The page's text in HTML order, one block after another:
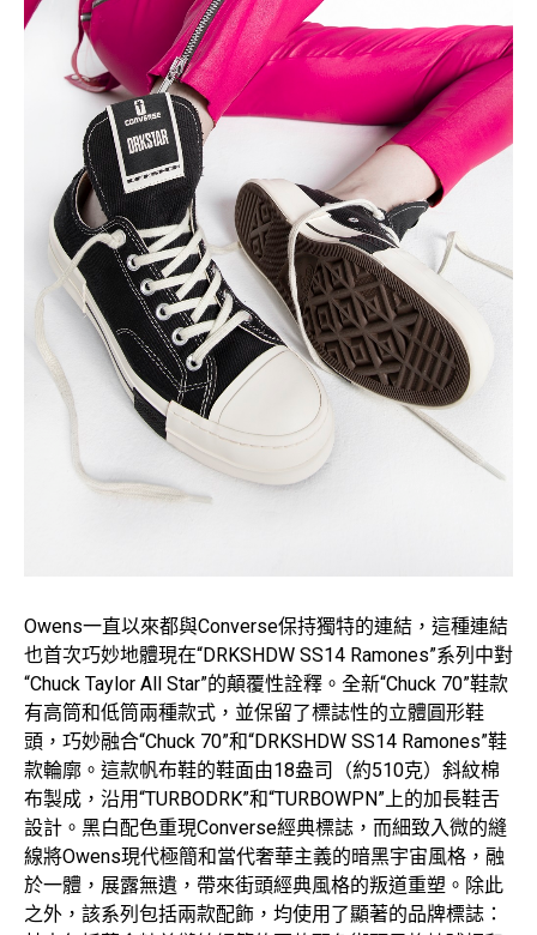
Owens一直以來都與Converse保持獨特的連結，這種連結
也首次巧妙地體現在“DRKSHDW SS14 Ramones”系列中對
“Chuck Taylor All Star”的顛覆性詮釋。全新“Chuck 70”鞋款
有高筒和低筒兩種款式，並保留了標誌性的立體圓形鞋
頭，巧妙融合“Chuck 70”和“DRKSHDW SS14 Ramones”鞋
款輪廓。這款帆布鞋的鞋面由18盎司（約510克）斜紋棉
布製成，沿用“TURBODRK”和“TURBOWPN”上的加長鞋舌
設計。黑白配色重現Converse經典標誌，而細致入微的縫
線將Owens現代極簡和當代奢華主義的暗黑宇宙風格，融
於一體，展露無遺，帶來街頭經典風格的叛道重塑。除此
之外，該系列包括兩款配飾，均使用了顯著的品牌標誌：